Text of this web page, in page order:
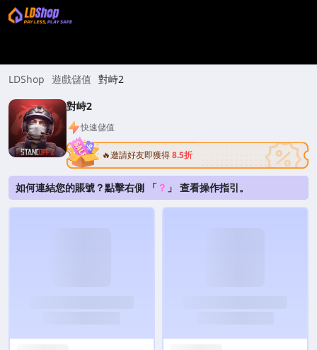
LDShop 遊戲儲值 對峙2
對峙2
快速儲值
🔥邀請好友即獲得8.5折
如何連結您的賬號？點擊右側 「 ？ 」 查看操作指引。